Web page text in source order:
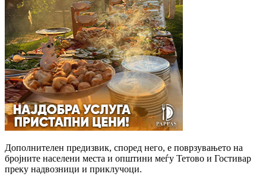
Дополнителен предизвик, според него, е поврзувањето на
бројните населени места и општини меѓу Тетово и Гостивар
преку надвозници и приклучоци.